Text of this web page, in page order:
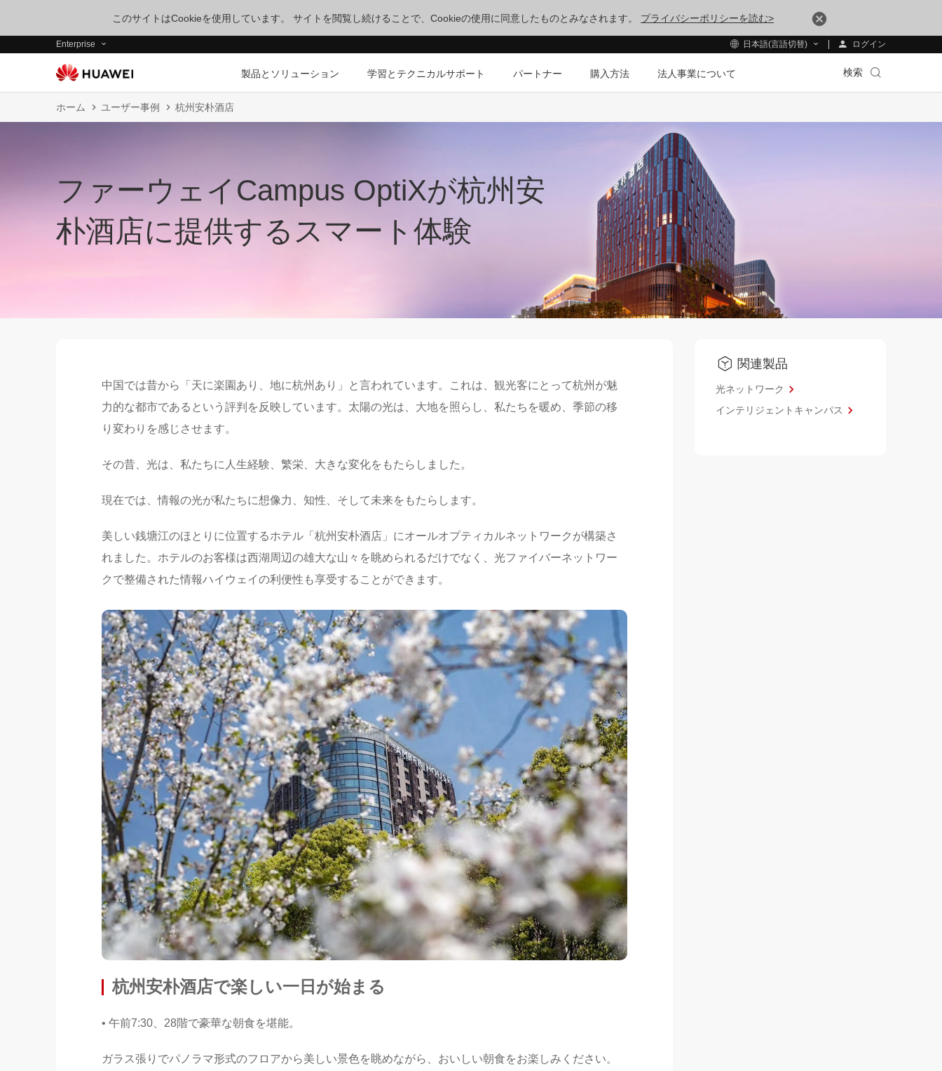
このサイトはCookieを使用しています。 サイトを閲覧し続けることで、Cookieの使用に同意したものとみなされます。 プライバシーポリシーを読む>
Enterprise 日本語(言語切替) ログイン
製品とソリューション 学習とテクニカルサポート パートナー 購入方法 法人事業について 検索
ホーム ユーザー事例 杭州安朴酒店
ファーウェイCampus OptiXが杭州安
朴酒店に提供するスマート体験
中国では昔から「天に楽園あり、地に杭州あり」と言われています。これは、観光客にとって杭州が魅
力的な都市であるという評判を反映しています。太陽の光は、大地を照らし、私たちを暖め、季節の移
り変わりを感じさせます。
その昔、光は、私たちに人生経験、繁栄、大きな変化をもたらしました。
現在では、情報の光が私たちに想像力、知性、そして未来をもたらします。
美しい銭塘江のほとりに位置するホテル「杭州安朴酒店」にオールオプティカルネットワークが構築さ
れました。ホテルのお客様は西湖周辺の雄大な山々を眺められるだけでなく、光ファイバーネットワー
クで整備された情報ハイウェイの利便性も享受することができます。
杭州安朴酒店で楽しい一日が始まる
• 午前7:30、28階で豪華な朝食を堪能。
ガラス張りでパノラマ形式のフロアから美しい景色を眺めながら、おいしい朝食をお楽しみください。
関連製品
光ネットワーク
インテリジェントキャンパス